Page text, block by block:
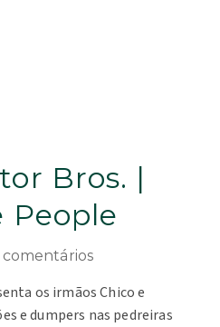
Bros. |
People
comentários
os irmãos Chico e
e dumpers nas pedreiras